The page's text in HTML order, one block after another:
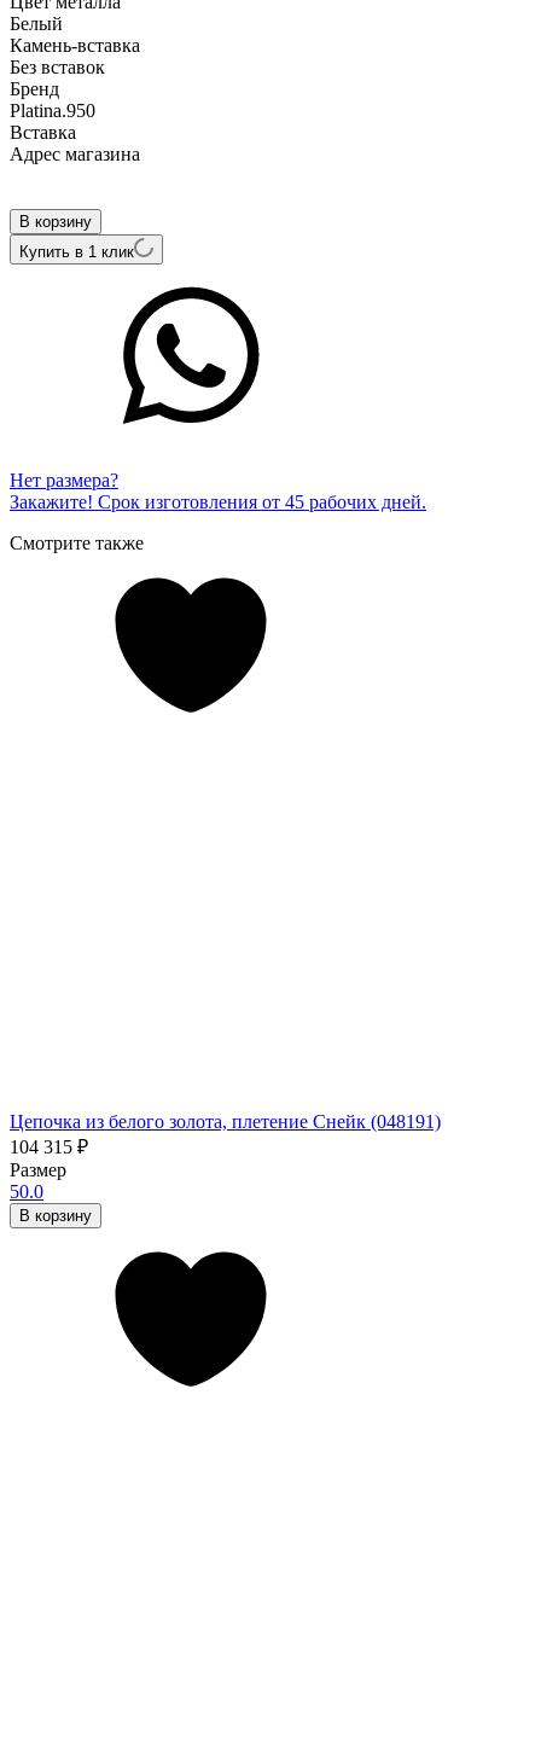
Белый
Камень-вставка
Без вставок
Бренд
Platina.950
Вcтавка
Адрес магазина
В корзину
Купить в 1 клик
Нет размера?
Закажите! Срок изготовления от 45 рабочих дней.
Смотрите также
Цепочка из белого золота, плетение Снейк (048191)
104 315 ₽
Размер
50.0
В корзину